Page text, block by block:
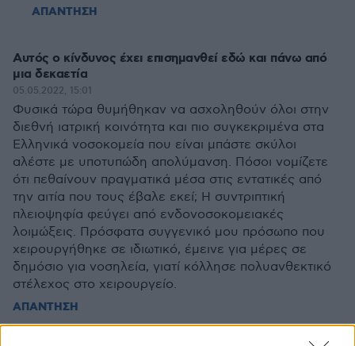
ΑΠΑΝΤΗΣΗ
Αυτός ο κίνδυνος έχει επισημανθεί εδώ και πάνω από
μια δεκαετία
05.05.2022, 15:01
Φυσικά τώρα θυμήθηκαν να ασχοληθούν όλοι στην
διεθνή ιατρική κοινότητα και πιο συγκεκριμένα στα
Ελληνικά νοσοκομεία που είναι μπάστε σκύλοι
αλέστε με υποτυπώδη απολύμανση. Πόσοι νομίζετε
ότι πεθαίνουν πραγματικά μέσα στις εντατικές από
την αιτία που τους έβαλε εκεί; Η συντριπτική
πλειοψηφία φεύγει από ενδονοσοκομειακές
λοιμώξεις. Πρόσφατα συγγενικό μου πρόσωπο που
χειρουργήθηκε σε ιδιωτικό, έμεινε για μέρες σε
δημόσιο για νοσηλεία, γιατί κόλλησε πολυανθεκτικό
στέλεχος στο χειρουργείο.
ΑΠΑΝΤΗΣΗ